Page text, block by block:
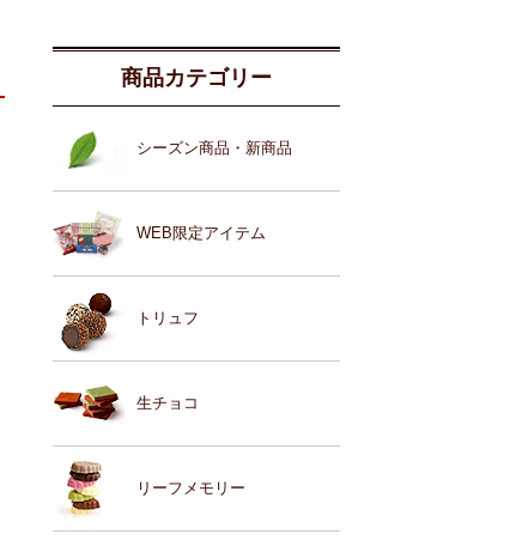
商品カテゴリー
シーズン商品・新商品
WEB限定アイテム
トリュフ
生チョコ
リーフメモリー